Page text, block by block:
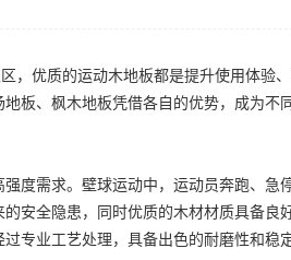
优质的运动木地板都是提升使用体验、
地板、 枫木地板凭借各自的优势，成为不
度需求。壁球运动中，运动员奔跑、急
安全隐患，同时优质的木材材质具备良
过专业工艺处理，具备出色的耐磨性和稳